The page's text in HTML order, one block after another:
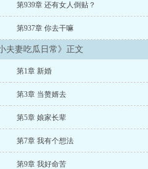
第939章 还有女人倒贴？
第937章 你去干嘛
夫妻吃瓜日常》正文
第1章 新婚
第3章 当赘婿去
第5章 娘家长辈
第7章 我有个想法
第9章 我好命苦